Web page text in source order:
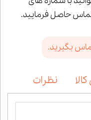
بگیرید.
نظرات